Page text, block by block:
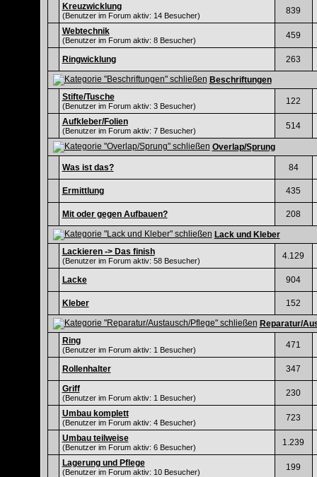
Kreuzwicklung
(Benutzer im Forum aktiv: 14 Besucher) 839
Webtechnik
(Benutzer im Forum aktiv: 8 Besucher) 459
Ringwicklung 263
Beschriftungen
Stifte/Tusche
(Benutzer im Forum aktiv: 3 Besucher) 122
Aufkleber/Folien
(Benutzer im Forum aktiv: 7 Besucher) 514
Overlap/Sprung
Was ist das? 84
Ermittlung 435
Mit oder gegen Aufbauen? 208
Lack und Kleber
Lackieren -> Das finish
(Benutzer im Forum aktiv: 58 Besucher) 4.129
Lacke 904
Kleber 152
Reparatur/
Ring
(Benutzer im Forum aktiv: 1 Besucher) 471
Rollenhalter
347
Griff
(Benutzer im Forum aktiv: 1 Besucher) 230
Umbau komplett
(Benutzer im Forum aktiv: 4 Besucher) 723
Umbau teilweise
(Benutzer im Forum aktiv: 6 Besucher) 1.239
Lagerung und Pflege
(Benutzer im Forum aktiv: 10 Besucher) 199